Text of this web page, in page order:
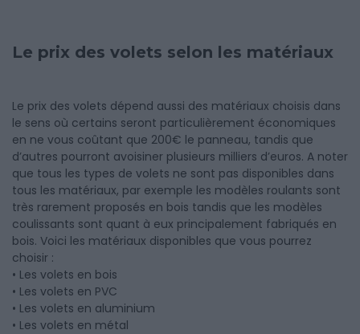
Le prix des volets selon les matériaux
Le prix des volets dépend aussi des matériaux choisis dans
le sens où certains seront particulièrement économiques
en ne vous coûtant que 200€ le panneau, tandis que
d’autres pourront avoisiner plusieurs milliers d’euros. A noter
que tous les types de volets ne sont pas disponibles dans
tous les matériaux, par exemple les modèles roulants sont
très rarement proposés en bois tandis que les modèles
coulissants sont quant à eux principalement fabriqués en
bois. Voici les matériaux disponibles que vous pourrez
choisir :
• Les volets en bois
• Les volets en PVC
• Les volets en aluminium
• Les volets en métal